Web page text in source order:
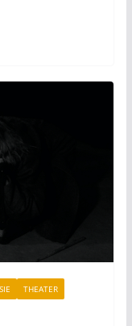
THEATER